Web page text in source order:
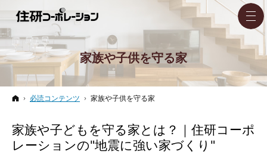
家族や子供を守る家
ホーム
必読コンテンツ 家族や子供を守る家
家族や子どもを守る家とは？｜住研コーポ
レーションの"地震に強い家づくり"